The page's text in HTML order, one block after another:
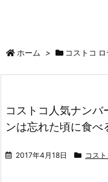
ホーム > コストコ
コストコ人気ナンバ
ンは忘れた頃に食べ
2017年4月18日 コス